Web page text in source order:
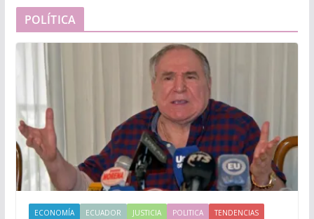
POLÍTICA
ECONOMÍA ECUADOR JUSTICIA POLITICA TENDENCIAS